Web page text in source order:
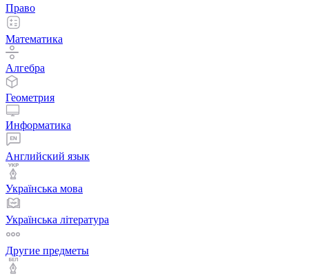
Право
Математика
Алгебра
Геометрия
Информатика
Английский язык
Українська мова
Українська література
Другие предметы